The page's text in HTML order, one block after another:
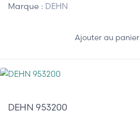
Marque : DEHN
Ajouter au panier
DEHN 953200